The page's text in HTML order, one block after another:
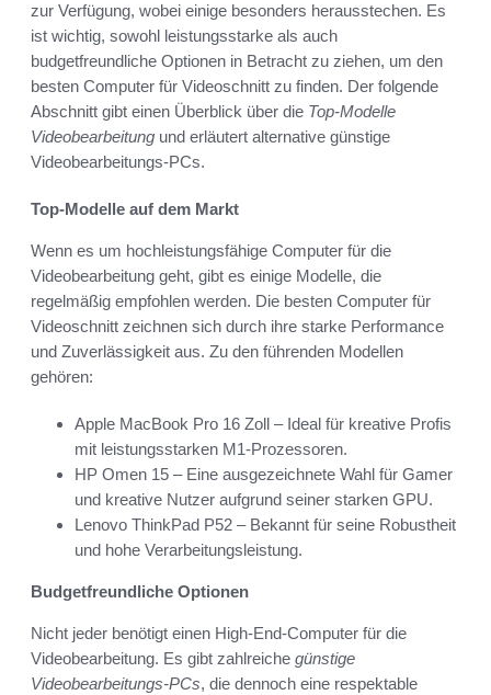
zur Verfügung, wobei einige besonders herausstechen. Es
ist wichtig, sowohl leistungsstarke als auch
budgetfreundliche Optionen in Betracht zu ziehen, um den
besten Computer für Videoschnitt zu finden. Der folgende
Abschnitt gibt einen Überblick über die Top-Modelle
Videobearbeitung und erläutert alternative günstige
Videobearbeitungs-PCs.
Top-Modelle auf dem Markt
Wenn es um hochleistungsfähige Computer für die
Videobearbeitung geht, gibt es einige Modelle, die
regelmäßig empfohlen werden. Die besten Computer für
Videoschnitt zeichnen sich durch ihre starke Performance
und Zuverlässigkeit aus. Zu den führenden Modellen
gehören:
Apple MacBook Pro 16 Zoll – Ideal für kreative Profis
mit leistungsstarken M1-Prozessoren.
HP Omen 15 – Eine ausgezeichnete Wahl für Gamer
und kreative Nutzer aufgrund seiner starken GPU.
Lenovo ThinkPad P52 – Bekannt für seine Robustheit
und hohe Verarbeitungsleistung.
Budgetfreundliche Optionen
Nicht jeder benötigt einen High-End-Computer für die
Videobearbeitung. Es gibt zahlreiche günstige
Videobearbeitungs-PCs, die dennoch eine respektable